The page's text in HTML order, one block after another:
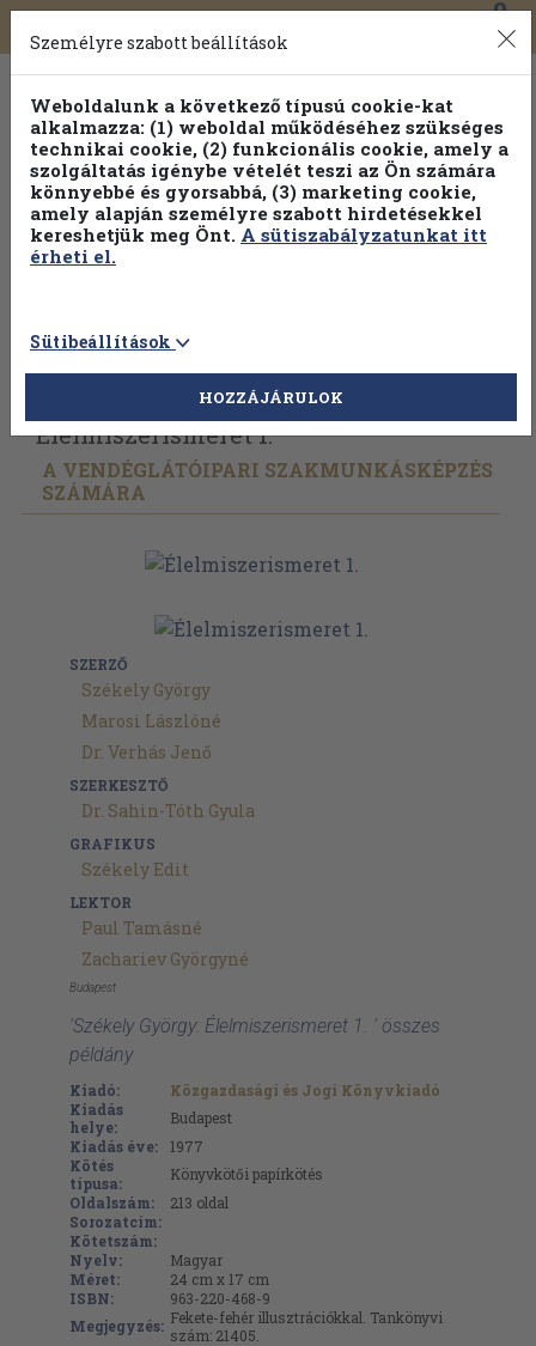
Toggle
navigation
0
Vissza az előző oldalra Válasszon példányt
Élelmiszerismeret 1.
A VENDÉGLÁTÓIPARI SZAKMUNKÁSKÉPZÉS
SZÁMÁRA
SZERZŐ
Székely György
Marosi Lászlóné
Dr. Verhás Jenő
SZERKESZTŐ
Dr. Sahin-Tóth Gyula
GRAFIKUS
Székely Edit
LEKTOR
Paul Tamásné
Zachariev Györgyné
Budapest
'Székely György: Élelmiszerismeret 1. ' összes
példány
Kiadó:
Közgazdasági és Jogi Könyvkiadó
Kiadás
helye:
Budapest
Kiadás éve:
1977
Kötés
típusa:
Könyvkötői papírkötés
Oldalszám:
213 oldal
Sorozatcím:
Kötetszám:
Nyelv:
Magyar
Méret:
24 cm x 17 cm
ISBN:
963-220-468-9
Megjegyzés: Fekete-fehér illusztrációkkal. Tankönyvi
szám: 21405.
Személyre szabott beállítások
Weboldalunk a következő típusú cookie-kat
alkalmazza: (1) weboldal működéséhez szükséges
technikai cookie, (2) funkcionális cookie, amely a
szolgáltatás igénybe vételét teszi az Ön számára
könnyebbé és gyorsabbá, (3) marketing cookie,
amely alapján személyre szabott hirdetésekkel
kereshetjük meg Önt. A sütiszabályzatunkat itt
érheti el.
Sütibeállítások
HOZZÁJÁRULOK